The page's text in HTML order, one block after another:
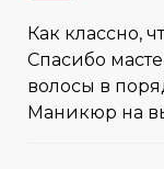
Как классно,
Спасибо
волосы в
Маникюр на